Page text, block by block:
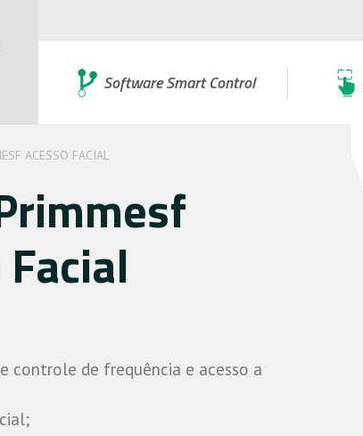
Software Smart Control
ACESSO FACIAL
controle de frequência e acesso a